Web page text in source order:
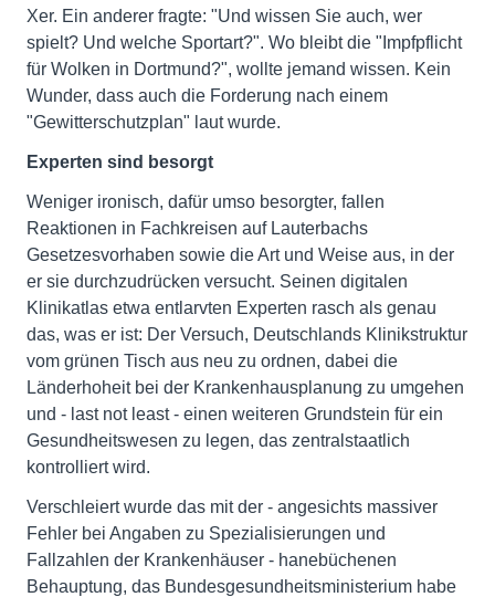
Xer. Ein anderer fragte: "Und wissen Sie auch, wer
spielt? Und welche Sportart?". Wo bleibt die "Impfpflicht
für Wolken in Dortmund?", wollte jemand wissen. Kein
Wunder, dass auch die Forderung nach einem
"Gewitterschutzplan" laut wurde.
Experten sind besorgt
Weniger ironisch, dafür umso besorgter, fallen
Reaktionen in Fachkreisen auf Lauterbachs
Gesetzesvorhaben sowie die Art und Weise aus, in der
er sie durchzudrücken versucht. Seinen digitalen
Klinikatlas etwa entlarvten Experten rasch als genau
das, was er ist: Der Versuch, Deutschlands Klinikstruktur
vom grünen Tisch aus neu zu ordnen, dabei die
Länderhoheit bei der Krankenhausplanung zu umgehen
und - last not least - einen weiteren Grundstein für ein
Gesundheitswesen zu legen, das zentralstaatlich
kontrolliert wird.
Verschleiert wurde das mit der - angesichts massiver
Fehler bei Angaben zu Spezialisierungen und
Fallzahlen der Krankenhäuser - hanebüchenen
Behauptung, das Bundesgesundheitsministerium habe